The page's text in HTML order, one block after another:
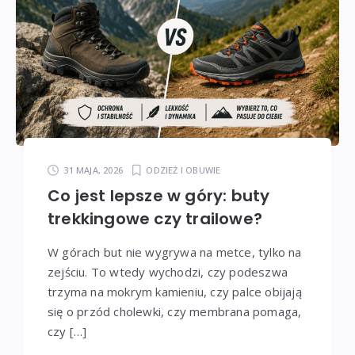
31 MAJA, 2026 ODZIEŻ I OBUWIE
Co jest lepsze w góry: buty
trekkingowe czy trailowe?
W górach but nie wygrywa na metce, tylko na
zejściu. To wtedy wychodzi, czy podeszwa
trzyma na mokrym kamieniu, czy palce obijają
się o przód cholewki, czy membrana pomaga,
czy […]